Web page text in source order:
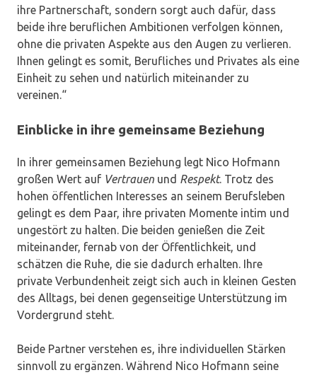
ihre Partnerschaft, sondern sorgt auch dafür, dass
beide ihre beruflichen Ambitionen verfolgen können,
ohne die privaten Aspekte aus den Augen zu verlieren.
Ihnen gelingt es somit, Berufliches und Privates als eine
Einheit zu sehen und natürlich miteinander zu
vereinen.“
Einblicke in ihre gemeinsame Beziehung
In ihrer gemeinsamen Beziehung legt Nico Hofmann
großen Wert auf Vertrauen und Respekt. Trotz des
hohen öffentlichen Interesses an seinem Berufsleben
gelingt es dem Paar, ihre privaten Momente intim und
ungestört zu halten. Die beiden genießen die Zeit
miteinander, fernab von der Öffentlichkeit, und
schätzen die Ruhe, die sie dadurch erhalten. Ihre
private Verbundenheit zeigt sich auch in kleinen Gesten
des Alltags, bei denen gegenseitige Unterstützung im
Vordergrund steht.
Beide Partner verstehen es, ihre individuellen Stärken
sinnvoll zu ergänzen. Während Nico Hofmann seine